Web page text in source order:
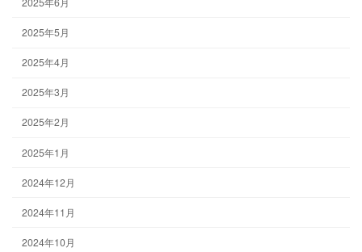
2025年5月
2025年4月
2025年3月
2025年2月
2025年1月
2024年12月
2024年11月
2024年10月